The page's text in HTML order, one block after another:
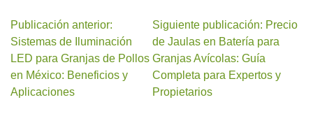
Publicación anterior:
Sistemas de Iluminación
LED para Granjas de Pollos
en México: Beneficios y
Aplicaciones
Siguiente publicación: Precio
de Jaulas en Batería para
Granjas Avícolas: Guía
Completa para Expertos y
Propietarios